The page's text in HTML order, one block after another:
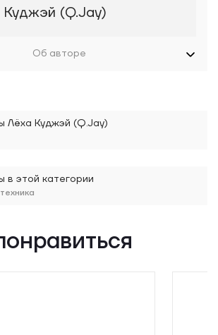
Лёха Куджэй (Q.Jay)
в этой категории
(Q.Jay)
Об авторе